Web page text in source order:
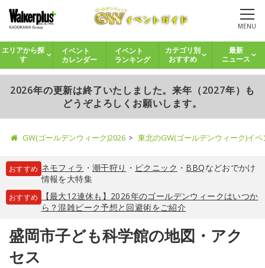
MENU
エリアから探
す
イベント
カレンダー
イベント
ランキング
カテゴリ別
おすすめ
最新
ニュース
2026年の更新は終了いたしました。来年（2027年）も
どうぞよろしくお願いします。
GW(ゴールデンウィーク)2026 東北のGW(ゴールデンウィーク)イ
おすすめ ネモフィラ ・ 潮干狩り ・ ピクニック ・ BBQなどおでかけ
情報を大特集
おすすめ
【最大12連休も】2026年のゴールデンウィークはいつか
ら？混雑ピーク予想と回避術をご紹介
盛岡市子ども科学館の地図・アク
セス